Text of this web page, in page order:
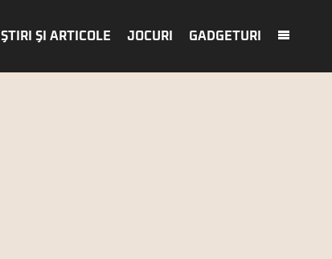
ŞTIRI ŞI ARTICOLE JOCURI GADGETURI